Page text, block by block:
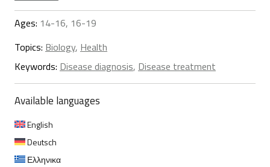
Ages: 14-16, 16-19
Topics: Biology, Health
Keywords: Disease diagnosis, Disease treatment
Available languages
English
Deutsch
Ελληνικα